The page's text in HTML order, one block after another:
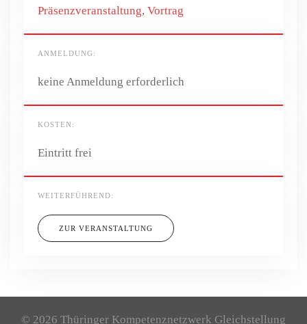
Präsenzveranstaltung, Vortrag
ANMELDUNG:
keine Anmeldung erforderlich
KOSTEN:
Eintritt frei
WEITERFÜHREND:
ZUR VERANSTALTUNG
© 2026 Thüringer Kompetenznetzwerk Gleichstellung